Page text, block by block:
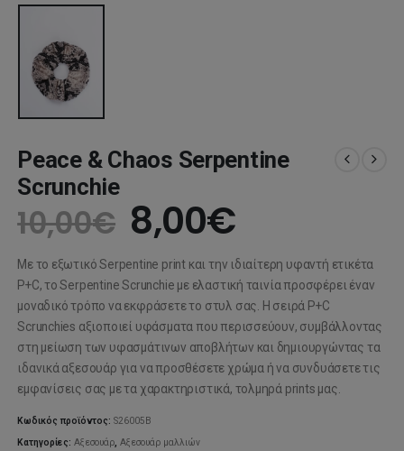
Peace & Chaos Serpentine
Scrunchie
10,00€ Original
price
was:
10,00€.
8,00€Η
τρέχουσα
τιμή
είναι:
8,00€.
Με το εξωτικό Serpentine print και την ιδιαίτερη υφαντή ετικέτα
P+C, το Serpentine Scrunchie με ελαστική ταινία προσφέρει έναν
μοναδικό τρόπο να εκφράσετε το στυλ σας. Η σειρά P+C
Scrunchies αξιοποιεί υφάσματα που περισσεύουν, συμβάλλοντας
στη μείωση των υφασμάτινων αποβλήτων και δημιουργώντας τα
ιδανικά αξεσουάρ για να προσθέσετε χρώμα ή να συνδυάσετε τις
εμφανίσεις σας με τα χαρακτηριστικά, τολμηρά prints μας.
Κωδικός προϊόντος:S26005B
Κατηγορίες:Αξεσουάρ,Αξεσουάρ μαλλιών